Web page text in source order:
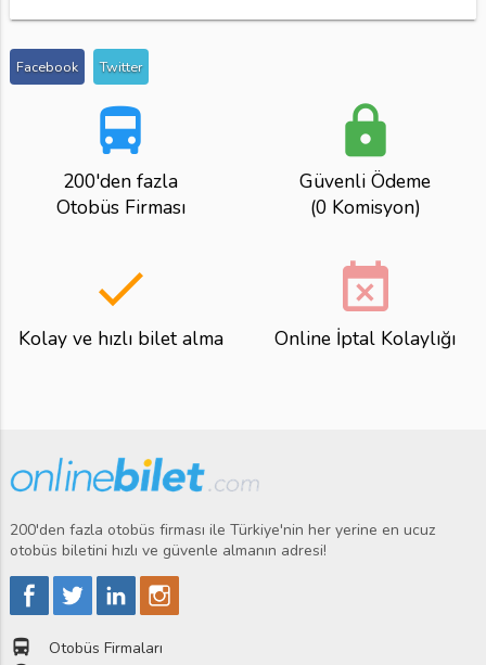
Facebook Twitter
directions_bus
200'den fazla
Otobüs Firması
lock
Güvenli Ödeme
(0 Komisyon)
done
Kolay ve hızlı bilet alma
event_busy
Online İptal Kolaylığı
200'den fazla otobüs firması ile Türkiye'nin her yerine en ucuz
otobüs biletini hızlı ve güvenle almanın adresi!
directions_bus Otobüs Firmaları